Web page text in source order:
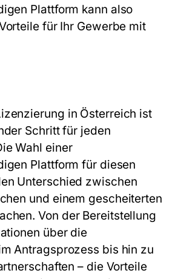
Plattform kann also
für Ihr Gewerbe mit
in Österreich ist
Schritt für jeden
Wahl einer
Plattform für diesen
Unterschied zwischen
und einem gescheiterten
Von der Bereitstellung
über die
Antragsprozess bis hin zu
– die Vorteile